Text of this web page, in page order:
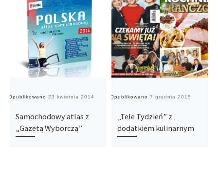
Opublikowano 23 kwietnia 2014
Samochodowy atlas z
„Gazetą Wyborczą”
Opublikowano 7 grudnia 2015
„Tele Tydzień” z
dodatkiem kulinarnym